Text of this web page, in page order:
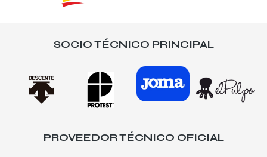
SOCIO TÉCNICO PRINCIPAL
PROVEEDOR TÉCNICO OFICIAL